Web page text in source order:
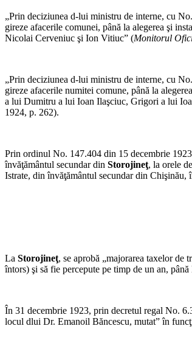
„Prin deciziunea d-lui ministru de interne, cu
gireze afacerile comunei, până la alegerea şi
Nicolai Cerveniuc şi Ion Vitiuc” (Monitorul
„Prin deciziunea d-lui ministru de interne, cu
gireze afacerile numitei comune, până la
a lui Dumitru a lui Ioan Ilaşciuc, Grigori a lui
1924, p. 262).
Prin ordinul No. 147.404 din 15 decembrie
învăţământul secundar din Storojineţ, la orele
Istrate, din învăţământul secundar din
La Storojineţ, se aprobă „majorarea taxelor de
întors) şi să fie percepute pe timp de un an,
În 31 decembrie 1923, prin decretul regal No.
locul dlui Dr. Emanoil Băncescu, mutat” în